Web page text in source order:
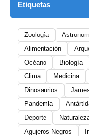
Etiquetas
Zoología
Alimentación
Océano
Biología
Clima
Medicina
Dinosaurios
Pandemia
Deporte
Agujeros Negros